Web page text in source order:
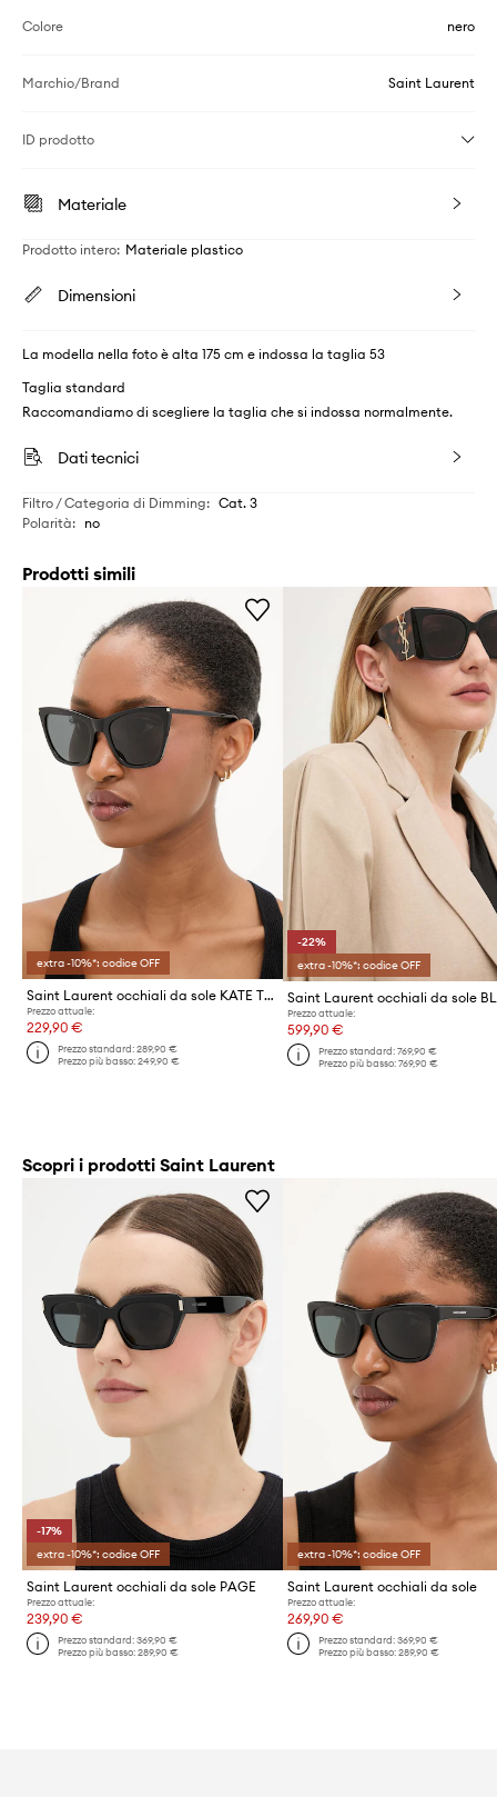
Colore nero
Marchio/Brand Saint Laurent
ID prodotto
Materiale
Prodotto intero: Materiale plastico
Dimensioni
La modella nella foto è alta 175 cm e indossa la taglia 53
Taglia standard
Raccomandiamo di scegliere la taglia che si indossa normalmente.
Dati tecnici
Filtro / Categoria di Dimming: Cat. 3
Polarità: no
Prodotti simili
extra -10%*: codice OFF
Saint Laurent occhiali da sole KATE THIN
Prezzo attuale:
229,90 €
Prezzo standard:289,90 €
Prezzo più basso:249,90 €
-22%
extra -10%*: codice OFF
Saint Laurent occhiali da sole
Prezzo attuale:
599,90 €
Prezzo standard: 769,90 €
Prezzo più basso: 769,90 €
Scopri i prodotti Saint Laurent
-17%
extra -10%*: codice OFF
Saint Laurent occhiali da sole PAGE
Prezzo attuale:
239,90 €
Prezzo standard:369,90 €
Prezzo più basso:289,90 €
extra -10%*: codice OFF
Saint Laurent occhiali da sole
Prezzo attuale:
269,90 €
Prezzo standard: 369,90 €
Prezzo più basso: 289,90 €